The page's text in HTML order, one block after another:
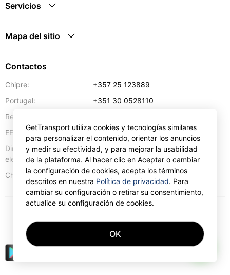
Servicios
Mapa del sitio
Contactos
Chipre:
+357 25 123889
Portugal:
+351 30 0528110
Reino Unido:
EE.UU:
+1 302 240 28 90
Dirección de correo
electrónico:
info@gettransport.com
Chipre: 57 Spyrou Kyprianou,Lárnaca
GetTransport utiliza cookies y tecnologías similares
para personalizar el contenido, orientar los anuncios
y medir su efectividad, y para mejorar la usabilidad
de la plataforma. Al hacer clic en Aceptar o cambiar
la configuración de cookies, acepta los términos
descritos en nuestra Política de privacidad. Para
cambiar su configuración o retirar su consentimiento,
actualice su configuración de cookies.
OK
AI